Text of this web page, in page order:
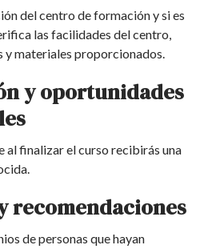
del centro de formación y si es
las facilidades del centro,
y materiales proporcionados.
y oportunidades
al finalizar el curso recibirás una
recomendaciones
de personas que hayan